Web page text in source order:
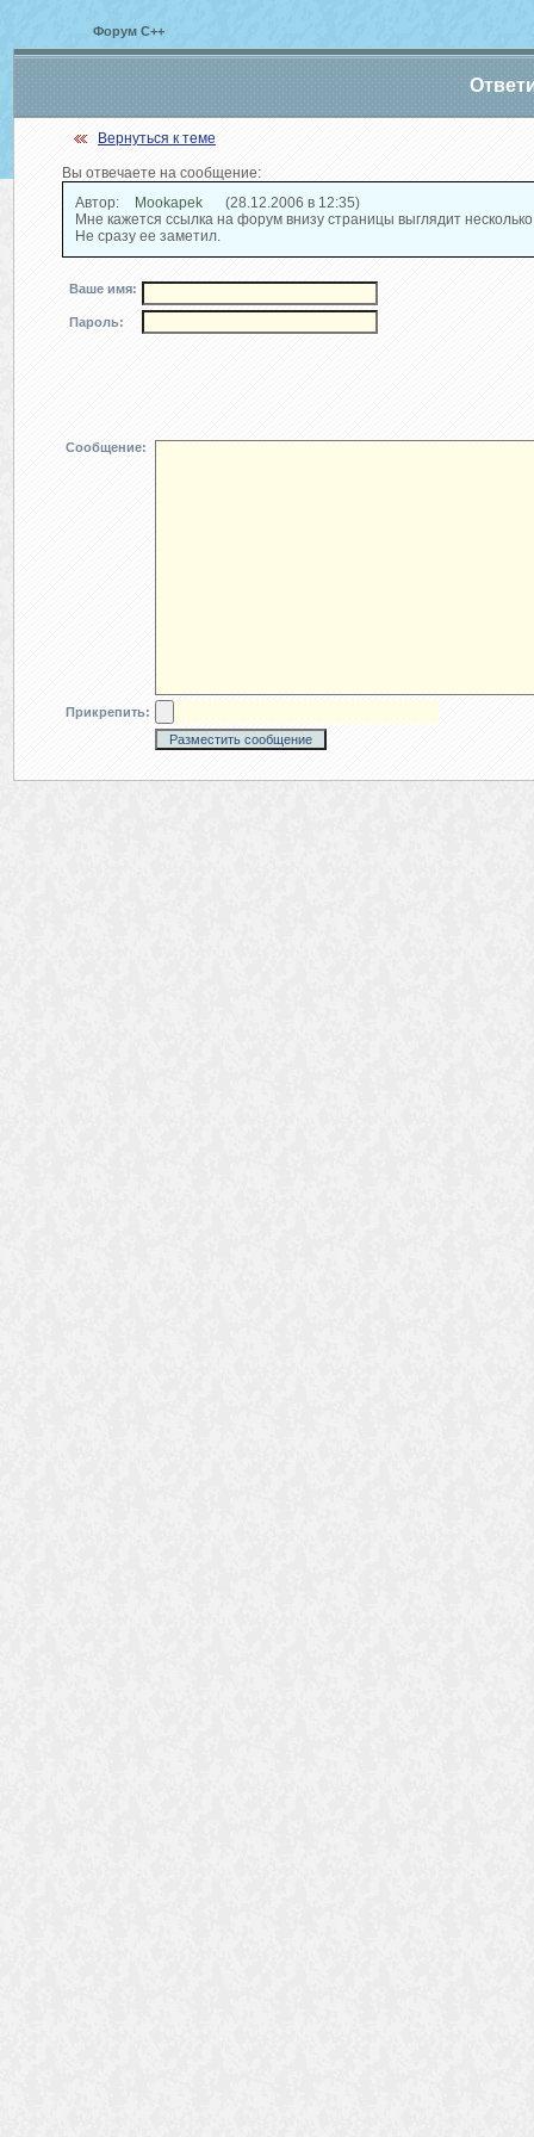
Форум С++
Вернуться к теме
Вы отвечаете на сообщение:
Автор:
Mookapek
(28.12.2006 в 12:35)
Мне кажется ссылка на форум внизу страницы выглядит
Не сразу ее заметил.
Ваше имя:
Пароль:
Сообщение:
Прикрепить: